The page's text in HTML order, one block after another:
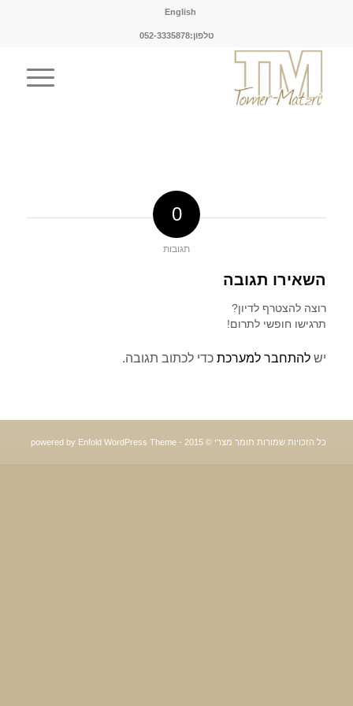
English
טלפון:052-3335878
0
תגובות
השאירו תגובה
רוצה להצטרף לדיון?
תרגישו חופשי לתרום!
יש להתחבר למערכתכדי לכתוב תגובה.
כל הזכויות שמורות תומר מצרי © 2015 - powered by Enfold WordPress Theme